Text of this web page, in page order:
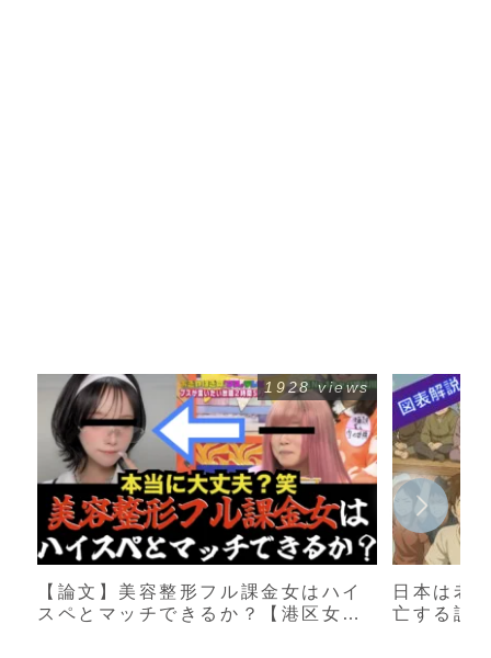
【論文】美容整形フル課金女はハイ
スペとマッチできるか？【港区女
1928 views
日本は老
亡する説